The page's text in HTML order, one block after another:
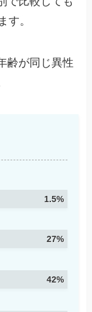
す。
齢が同じ異性
1.5%
27%
42%